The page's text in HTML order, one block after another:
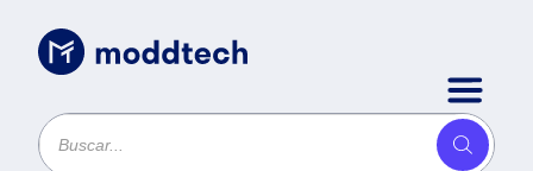
Sin categoría/Monitor Gamer YEYIAN Avance
Serie 25 pulgadas modelo YMF-
VAF25-G1 -